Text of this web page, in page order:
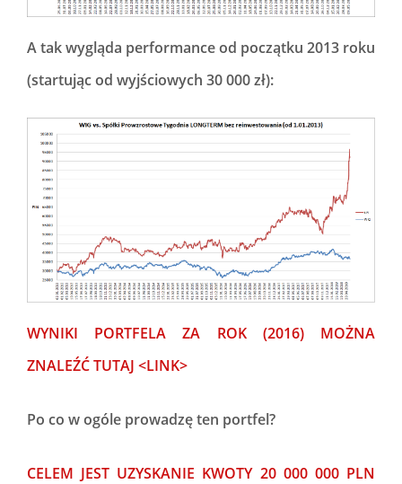
A tak wygląda performance od początku 2013 roku
(startując od wyjściowych 30 000 zł):
WYNIKI PORTFELA ZA ROK (2016) MOŻNA
ZNALEŹĆ TUTAJ <LINK>
Po co w ogóle prowadzę ten portfel?
CELEM JEST UZYSKANIE KWOTY 20 000 000 PLN